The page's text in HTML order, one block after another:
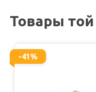
Товары
-41%